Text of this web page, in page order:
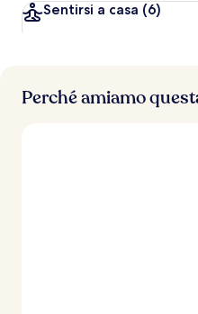
Sentirsi a casa (6)
Perché amiamo